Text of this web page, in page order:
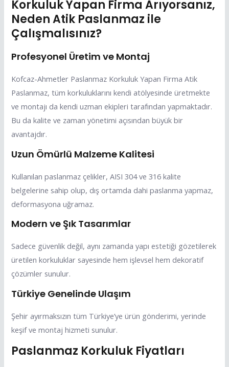
Korkuluk Yapan Firma Arıyorsanız,
Neden Atik Paslanmaz ile
Çalışmalısınız?
Profesyonel Üretim ve Montaj
Kofcaz-Ahmetler Paslanmaz Korkuluk Yapan Firma Atik
Paslanmaz, tüm korkuluklarını kendi atölyesinde üretmekte
ve montajı da kendi uzman ekipleri tarafından yapmaktadır.
Bu da kalite ve zaman yönetimi açısından büyük bir
avantajdır.
Uzun Ömürlü Malzeme Kalitesi
Kullanılan paslanmaz çelikler, AISI 304 ve 316 kalite
belgelerine sahip olup, dış ortamda dahi paslanma yapmaz,
deformasyona uğramaz.
Modern ve Şık Tasarımlar
Sadece güvenlik değil, aynı zamanda yapı estetiği gözetilerek
üretilen korkuluklar sayesinde hem işlevsel hem dekoratif
çözümler sunulur.
Türkiye Genelinde Ulaşım
Şehir ayırmaksızın tüm Türkiye’ye ürün gönderimi, yerinde
keşif ve montaj hizmeti sunulur.
Paslanmaz Korkuluk Fiyatları